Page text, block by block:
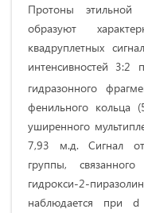
Протоны этильной
образуют
квадруплетных
интенсивностей
гидразонного
фенильного кольца
уширенного
7,93 м.д. Сигнал от
группы,
гидрокси-2-
наблюдается при